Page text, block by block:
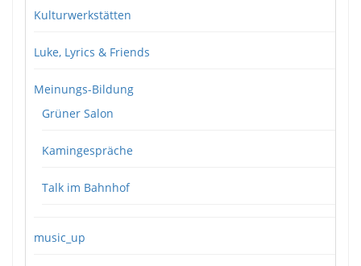
Kulturwerkstätten
Luke, Lyrics & Friends
Meinungs-Bildung
Grüner Salon
Kamingespräche
Talk im Bahnhof
music_up